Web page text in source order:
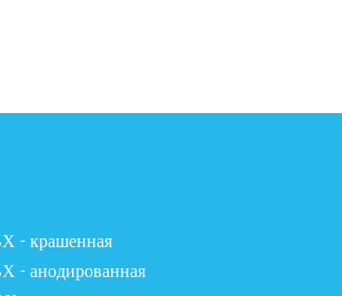
- крашенная
- анодированная